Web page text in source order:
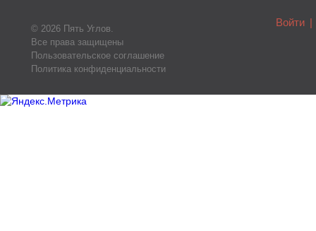
© 2026 Пять Углов.
Все права защищены
Пользовательское соглашение
Политика конфиденциальности
Войти